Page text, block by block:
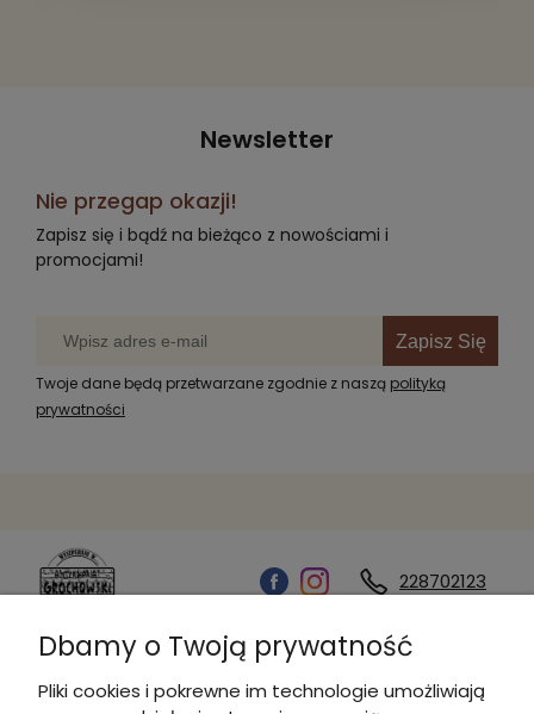
Newsletter
Nie przegap okazji!
Zapisz się i bądź na bieżąco z nowościami i
promocjami!
Zapisz Się
Twoje dane będą przetwarzane zgodnie z naszą polityką
prywatności
228702123
Kontakt
Dbamy o Twoją prywatność
Pliki cookies i pokrewne im technologie umożliwiają